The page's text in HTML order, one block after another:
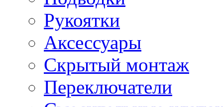
Рукоятки
Аксессуары
Скрытый монтаж
Переключатели